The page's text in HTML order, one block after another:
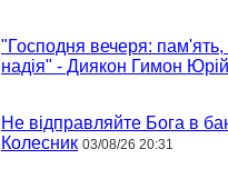
"Господня вечеря: пам'ять,
надія" - Диякон Гимон Юрій
Не відправляйте Бога в
Колесник 03/08/26 20:31